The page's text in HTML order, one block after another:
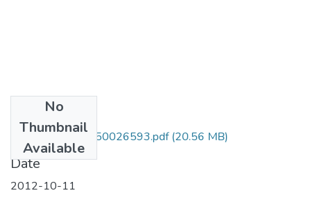
No
Thumbnail
Available
Copia de 120350026593.pdf(20.56 MB)
Date
2012-10-11